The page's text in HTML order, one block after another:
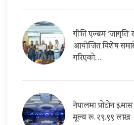
गीति एल्बम ‘जागृति’
आयोजित विशेष
गरिएको…
नेपालमा प्रोटोन
मूल्य रू. २९.९९ लाख